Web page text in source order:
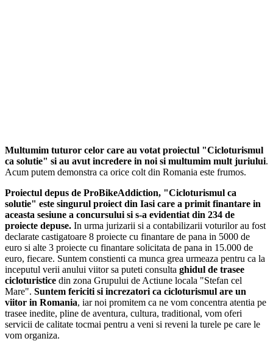
Multumim tuturor celor care au votat proiectul "Cicloturismul
ca solutie" si au avut incredere in noi si multumim mult juriului.
Acum putem demonstra ca orice colt din Romania este frumos.
Proiectul depus de ProBikeAddiction, "Cicloturismul ca
solutie" este singurul proiect din Iasi care a primit finantare in
aceasta sesiune a concursului si s-a evidentiat din 234 de
proiecte depuse. In urma jurizarii si a contabilizarii voturilor au fost
declarate castigatoare 8 proiecte cu finantare de pana in 5000 de
euro si alte 3 proiecte cu finantare solicitata de pana in 15.000 de
euro, fiecare. Suntem constienti ca munca grea urmeaza pentru ca la
inceputul verii anului viitor sa puteti consulta ghidul de trasee
cicloturistice din zona Grupului de Actiune locala "Stefan cel
Mare". Suntem fericiti si increzatori ca cicloturismul are un
viitor in Romania, iar noi promitem ca ne vom concentra atentia pe
trasee inedite, pline de aventura, cultura, traditional, vom oferi
servicii de calitate tocmai pentru a veni si reveni la turele pe care le
vom organiza.